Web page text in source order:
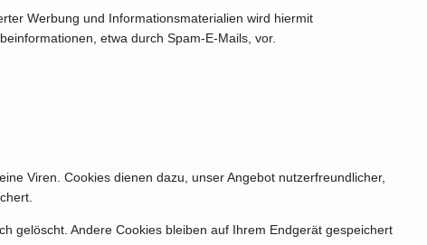
Werbung und Informationsmaterialien wird hiermit
etwa durch Spam-E-Mails, vor.
Viren. Cookies dienen dazu, unser Angebot nutzerfreundlicher,
gelöscht. Andere Cookies bleiben auf Ihrem Endgerät gespeichert